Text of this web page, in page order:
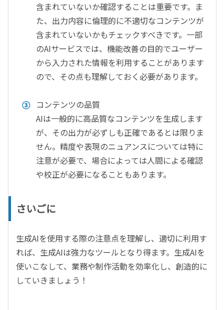
含まれていないか確認することは重要です。ま
た、出力内容に倫理的に不適切なコンテンツが
含まれていないかもチェックすべきです。一部
のAIサービスでは、機能改善の目的でユーザー
から入力された情報を利用することがあります
ので、その点も理解しておく必要があります。
コンテンツの品質
AIは一般的に高品質なコンテンツを生成します
が、その出力が必ずしも正確であるとは限りま
せん。精度や表現のニュアンスについては特に
注意が必要で、場合によっては人間による確認
や校正が必要になることもあります。
さいごに
生成AIを使用する際の注意点を理解し、適切に利用す
れば、生成AIは強力なツールとなり得ます。生成AIを
使いこなして、業務や制作活動を効率化し、創造的に
していきましょう！